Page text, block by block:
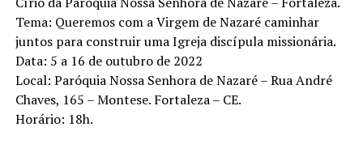
Tema: Queremos com a Virgem de Nazaré caminhar
juntos para construir uma Igreja discípula missionária.
Data: 5 a 16 de outubro de 2022
Local: Paróquia Nossa Senhora de Nazaré – Rua André
Chaves, 165 – Montese. Fortaleza – CE.
Horário: 18h.